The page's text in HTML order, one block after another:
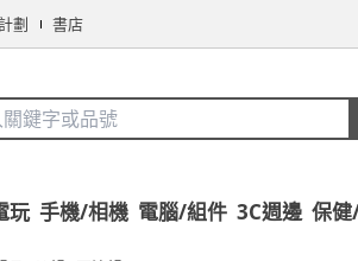
劃 書店
玩 手機/相機 電腦/組件 3C週邊 保